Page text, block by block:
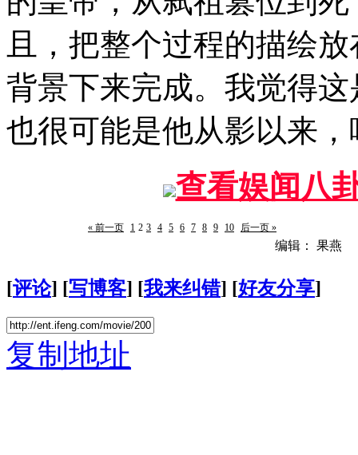
且，把整个过程的描绘
背景下来完成。我觉得
也很可能是他从影以来
查看娱闻八
« 前一页 1 2 3 4 5 6 7 8 9 10 后一页 »
编辑： 果燕
[评论] [写博客] [我来纠错] [好友分享]
复制地址